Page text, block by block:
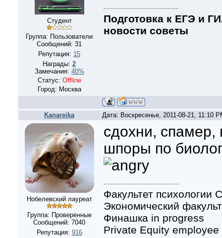
Студент
Группа: Пользователи
Сообщений: 31
Репутация: 15
Награды: 2
Замечания: 40%
Статус: Offline
Город: Москва
Подготовка к ЕГЭ и
новости советы
Kanareika Дата: Воскресенье, 2011-08-21, 11:10
Нобелевский лауреат
Группа: Проверенные
Сообщений: 7040
Репутация: 916
сдохни, спамер,
шпоры по
Факультет психологии
Экономический
Финашка in progress
Private Equity employee